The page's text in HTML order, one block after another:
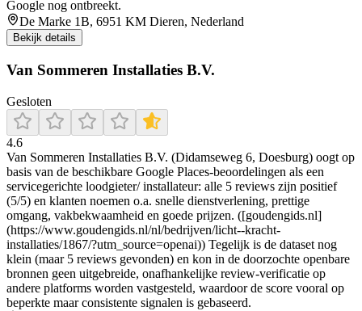
Google nog ontbreekt.
De Marke 1B, 6951 KM Dieren, Nederland
Bekijk details
Van Sommeren Installaties B.V.
Gesloten
4.6
Van Sommeren Installaties B.V. (Didamseweg 6, Doesburg) oogt op
basis van de beschikbare Google Places-beoordelingen als een
servicegerichte loodgieter/ installateur: alle 5 reviews zijn positief
(5/5) en klanten noemen o.a. snelle dienstverlening, prettige
omgang, vakbekwaamheid en goede prijzen. ([goudengids.nl]
(https://www.goudengids.nl/nl/bedrijven/licht--kracht-
installaties/1867/?utm_source=openai)) Tegelijk is de dataset nog
klein (maar 5 reviews gevonden) en kon in de doorzochte openbare
bronnen geen uitgebreide, onafhankelijke review-verificatie op
andere platforms worden vastgesteld, waardoor de score vooral op
beperkte maar consistente signalen is gebaseerd.